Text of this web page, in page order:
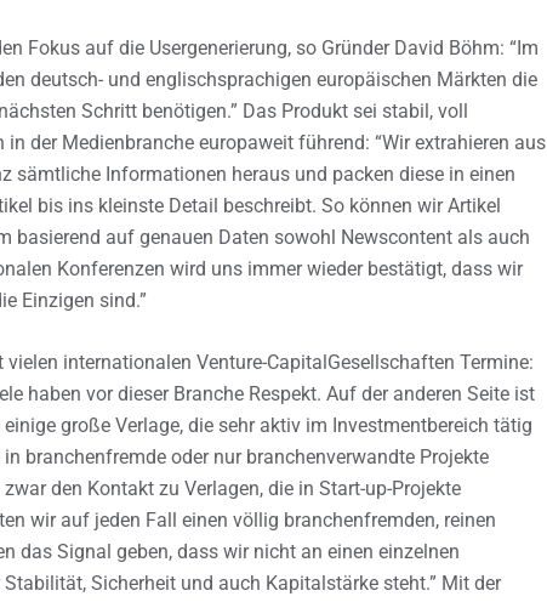
Fokus auf die Usergenerierung, so Gründer David Böhm: “Im
deutsch- und englischsprachigen europäischen Märkten die
Schritt benötigen.” Das Produkt sei stabil, voll
der Medienbranche europaweit führend: “Wir extrahieren aus
sämtliche Informationen heraus und packen diese in einen
bis ins kleinste Detail beschreibt. So können wir Artikel
basierend auf genauen Daten sowohl Newscontent als auch
Konferenzen wird uns immer wieder bestätigt, dass wir
Einzigen sind.”
internationalen Venture-CapitalGesellschaften Termine:
haben vor dieser Branche Respekt. Auf der anderen Seite ist
einige große Verlage, die sehr aktiv im Investmentbereich tätig
branchenfremde oder nur branchenverwandte Projekte
den Kontakt zu Verlagen, die in Start-up-Projekte
wir auf jeden Fall einen völlig branchenfremden, reinen
das Signal geben, dass wir nicht an einen einzelnen
Sicherheit und auch Kapitalstärke steht.” Mit der